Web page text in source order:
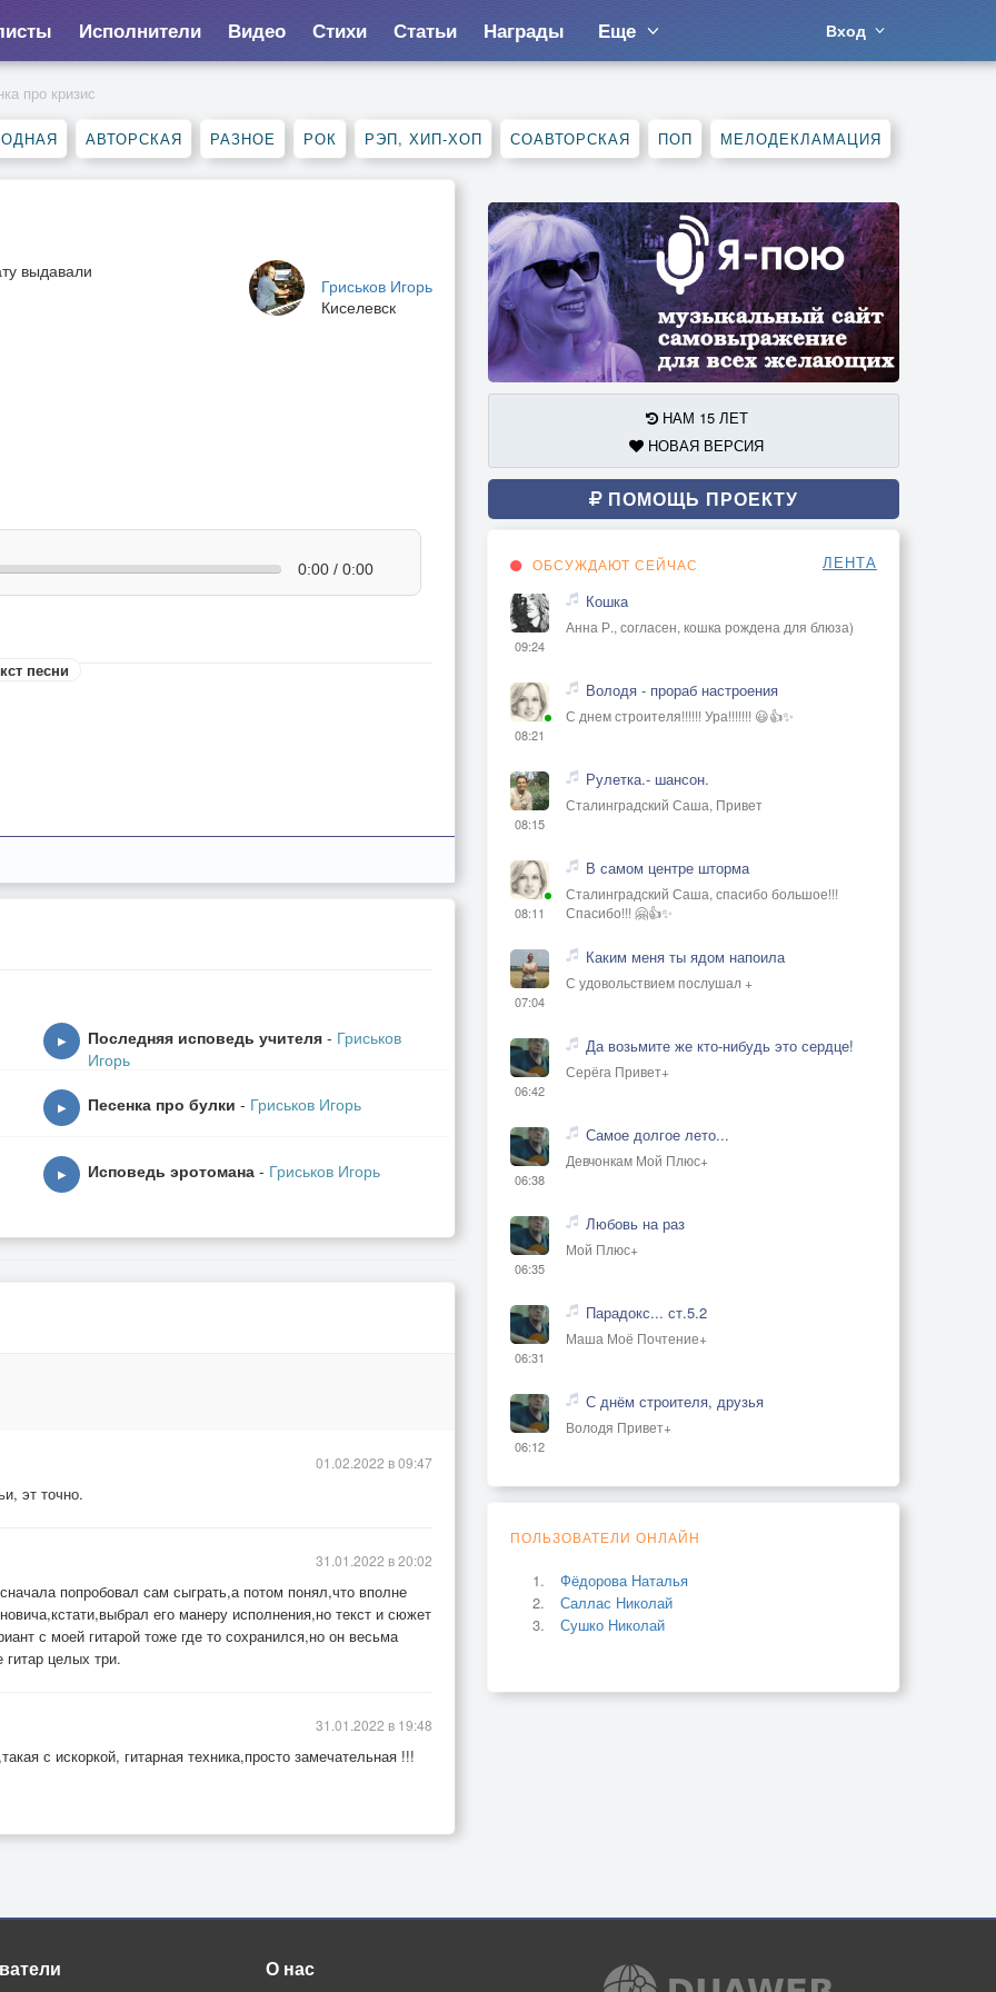
Исполнители Видео Стихи Статьи Награды Еще Вход
про кризис
АВТОРСКАЯ РАЗНОЕ РОК РЭП, ХИП-ХОП СОАВТОРСКАЯ ПОП МЕЛОДЕКЛАМАЦИЯ
Гриськов Игорь
Киселевск
выдавали
0:00 / 0:00
песни
▶ Последняя исповедь учителя - Гриськов
Игорь
▶ Песенка про булки - Гриськов Игорь
▶ Исповедь эротомана - Гриськов Игорь
эт точно.
01.02.2022 в 09:47
попробовал сам сыграть,а потом понял,что вполне
его манеру исполнения,но текст и сюжет
с моей гитарой тоже где то сохранился,но он весьма
гитар целых три.
31.01.2022 в 20:02
с искоркой, гитарная техника,просто замечательная !!!
31.01.2022 в 19:48
НАМ 15 ЛЕТ
НОВАЯ ВЕРСИЯ
ПОМОЩЬ ПРОЕКТУ
ОБСУЖДАЮТ СЕЙЧАС ЛЕНТА
09:24
Кошка
Анна Р., согласен, кошка рождена для блюза)
08:21
Володя - прораб настроения
С днем строителя!!!!!! Ура!!!!!!! 😃👍✨
08:15
Рулетка.- шансон.
Сталинградский Саша, Привет
08:11
В самом центре шторма
Сталинградский Саша, спасибо большое!!!
Спасибо!!! 🤗👍✨
07:04
Каким меня ты ядом напоила
С удовольствием послушал +
06:42
Да возьмите же кто-нибудь это сердце!
Серёга Привет+
06:38
Самое долгое лето...
Девчонкам Мой Плюс+
06:35
Любовь на раз
Мой Плюс+
06:31
Парадокс... ст.5.2
Маша Моё Почтение+
06:12
С днём строителя, друзья
Володя Привет+
ПОЛЬЗОВАТЕЛИ ОНЛАЙН
Фёдорова Наталья
Саллас Николай
Сушко Николай
О нас